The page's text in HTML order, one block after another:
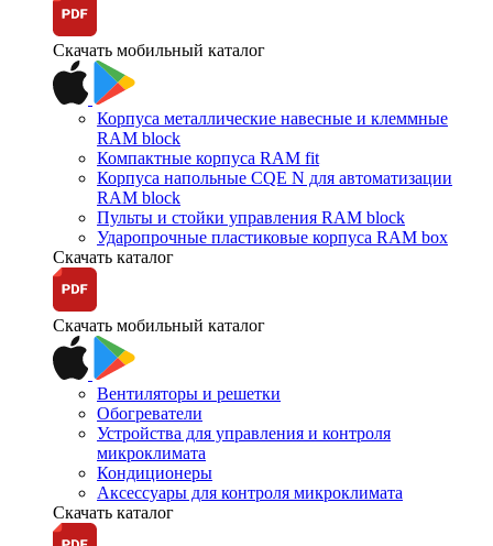
Скачать мобильный каталог
Корпуса металлические навесные и клеммные
RAM block
Компактные корпуса RAM fit
Корпуса напольные CQE N для автоматизации
RAM block
Пульты и стойки управления RAM block
Ударопрочные пластиковые корпуса RAM box
Скачать каталог
Скачать мобильный каталог
Вентиляторы и решетки
Обогреватели
Устройства для управления и контроля
микроклимата
Кондиционеры
Аксессуары для контроля микроклимата
Скачать каталог